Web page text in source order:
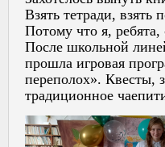
Взять тетради, взять
Потому что я, ребята,
После школьной
прошла игровая
переполох». Квесты,
традиционное